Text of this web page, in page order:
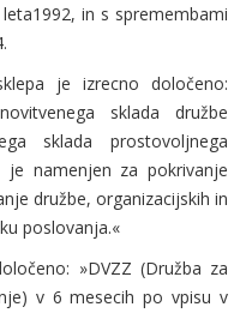
in s spremembami
je izrecno določeno:
sklada družbe
sklada prostovoljnega
je namenjen za pokrivanje
družbe, organizacijskih in
poslovanja.«
»DVZZ (Družba za
v 6 mesecih po vpisu v